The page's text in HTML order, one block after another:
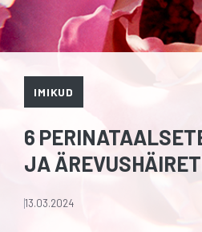
IMIKUD
6
JA
13.03.2024